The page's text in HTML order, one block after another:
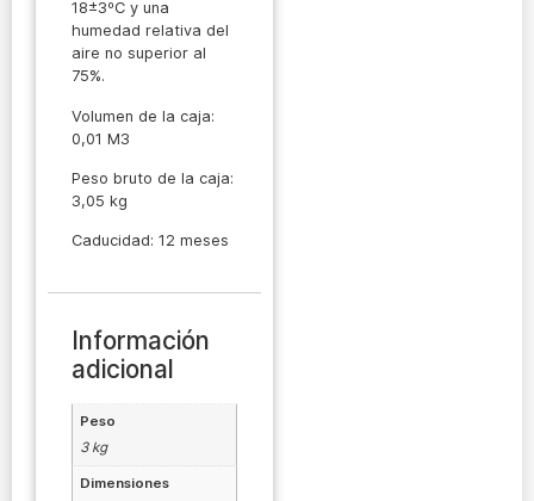
18±3ºC y una
humedad relativa del
aire no superior al
75%.
Volumen de la caja:
0,01 M3
Peso bruto de la caja:
3,05 kg
Caducidad: 12 meses
Información
adicional
Peso
3 kg
Dimensiones